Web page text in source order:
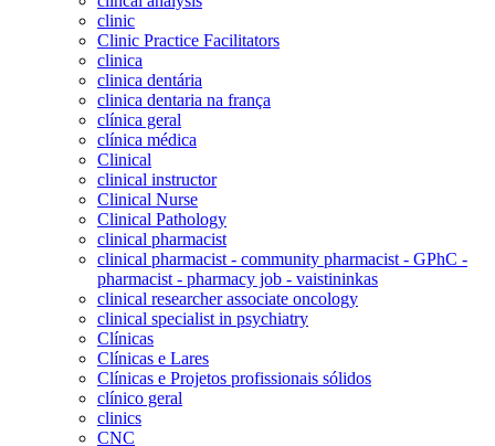
clinic
Clinic Practice Facilitators
clinica
clinica dentária
clinica dentaria na frança
clínica geral
clínica médica
Clinical
clinical instructor
Clinical Nurse
Clinical Pathology
clinical pharmacist
clinical pharmacist - community pharmacist - GPhC -
pharmacist - pharmacy job - vaistininkas
clinical researcher associate oncology
clinical specialist in psychiatry
Clínicas
Clínicas e Lares
Clínicas e Projetos profissionais sólidos
clínico geral
clinics
CNC